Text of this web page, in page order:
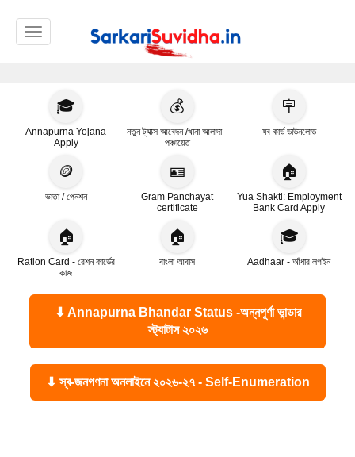
Toggle navigation
🎓
Annapurna Yojana
Apply
💰
নতুন ট্যাক্স আবেদন /খানা আলাদা -
পঞ্চায়েত
🪧
যব কার্ড ডাউনলোড
🪙
ভাতা / পেনশন
🪪
Gram Panchayat
certificate
🏠
Yua Shakti: Employment
Bank Card Apply
🏠
Ration Card - রেশন কার্ডের
কাজ
🏠
বাংলা আবাস
🎓
Aadhaar - আঁধার লগইন
⬇ Annapurna Bhandar Status -অন্নপূর্ণা ভান্ডার
স্ট্যাটাস ২০২৬
⬇ স্ব-জনগণনা অনলাইনে ২০২৬-২৭ - Self-Enumeration